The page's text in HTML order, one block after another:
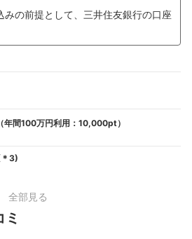
みの前提として、三井住友銀行の口座
（年間100万円利用：10,000pt）
3)
全部見る